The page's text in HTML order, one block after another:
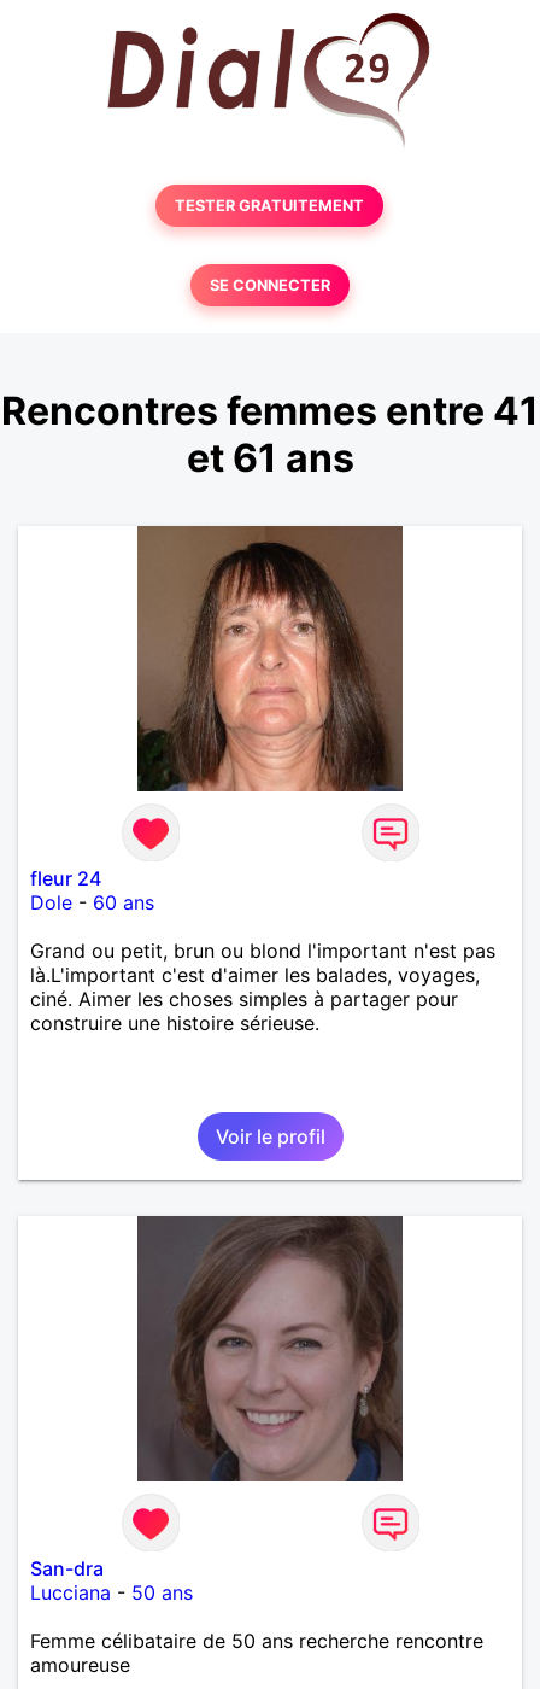
TESTER GRATUITEMENT
SE CONNECTER
Rencontres femmes entre 41
et 61 ans
fleur 24
Dole - 60 ans
Grand ou petit, brun ou blond l'important n'est pas
là.L'important c'est d'aimer les balades, voyages,
ciné. Aimer les choses simples à partager pour
construire une histoire sérieuse.
Voir le profil
San-dra
Lucciana - 50 ans
Femme célibataire de 50 ans recherche rencontre
amoureuse